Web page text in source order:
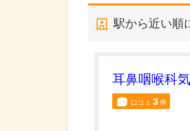
駅から近い順
耳鼻咽喉科
口コミ 3件